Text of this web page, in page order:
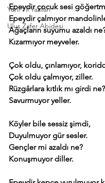
Yeni Yıl Yazıları
Ulus Zafer Abidesi
Epeydir çocuk sesi
Epeydir çalmıyor
Ağaçların suyumu azaldı
Kızarmıyor meyveler.
Çok oldu, çınlamıyor,
Çok oldu çalmıyor, ziller.
Rüzgârlara kıtlık mı girdi ne?
Savurmuyor yeller.
Köyler bile sessiz şimdi,
Duyulmuyor gür sesler.
Gençler mi azaldı ne?
Konuşmuyor diller.